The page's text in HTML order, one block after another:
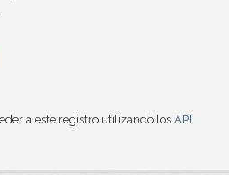
a este registro utilizando los API